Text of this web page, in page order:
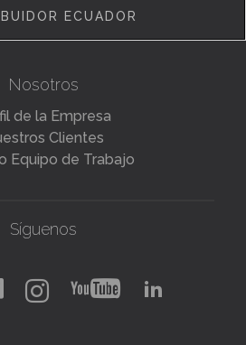
ECUADOR
Nosotros
de la Empresa
Clientes
Equipo de Trabajo
Síguenos